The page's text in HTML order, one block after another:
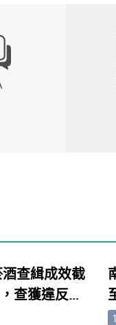
查緝成效截
查獲違反菸
酒類查獲量